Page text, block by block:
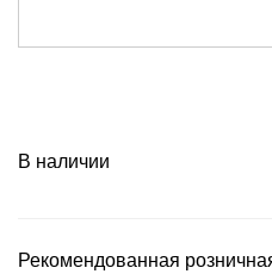
В наличии
Рекомендованная